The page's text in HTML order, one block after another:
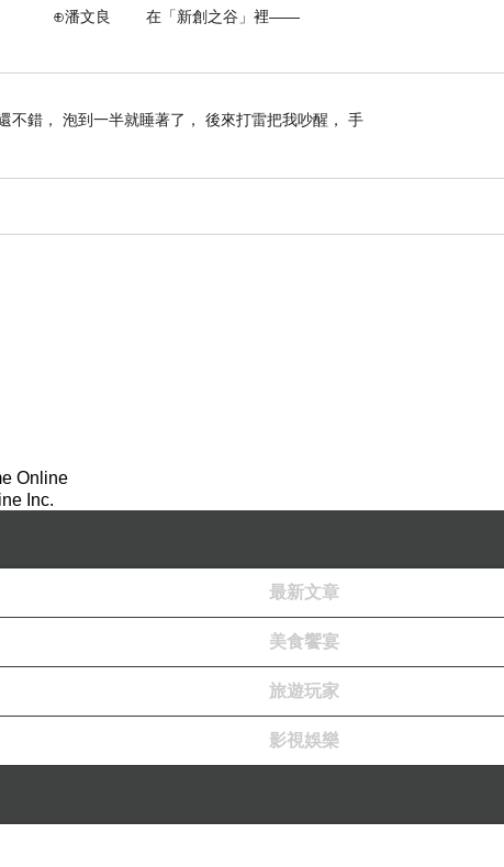
「新創之谷」裡——
不錯， 泡到一半就睡著了， 後來打雷把我吵醒， 手
Online
Inc.
最新文章
美食饗宴
旅遊玩家
影視娛樂